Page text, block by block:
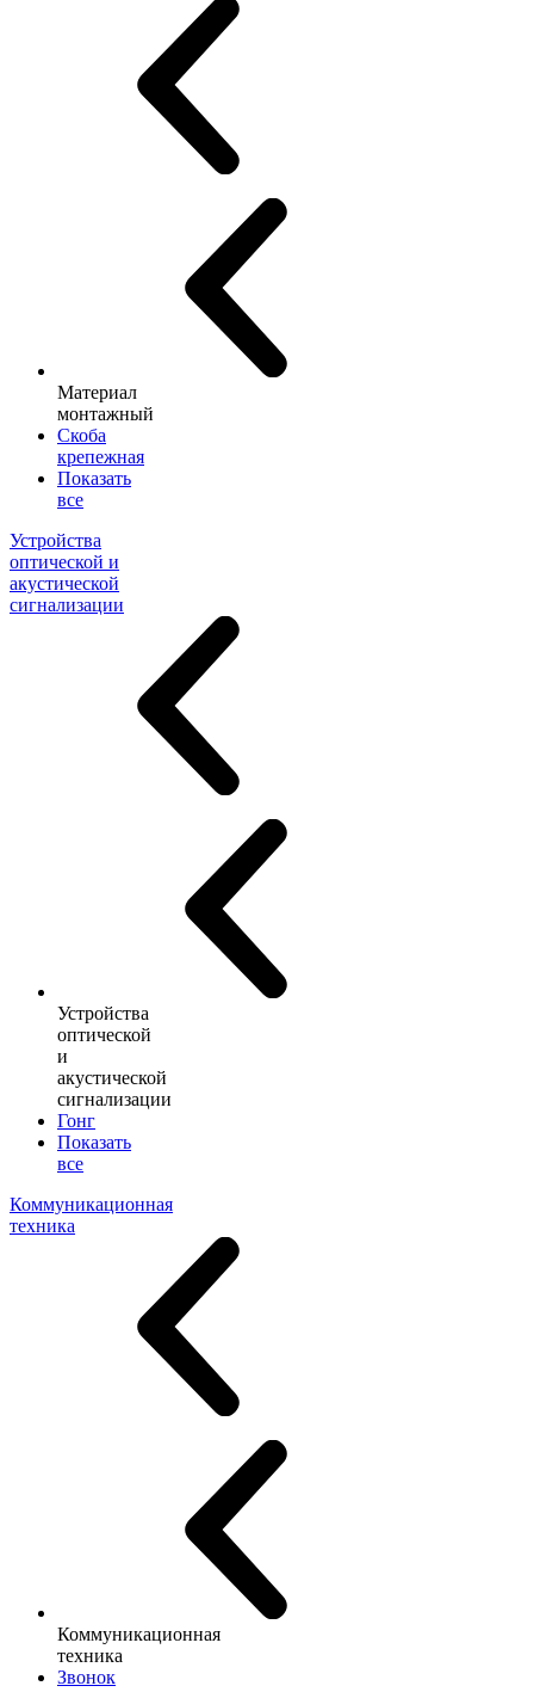
Материал
монтажный
Скоба
крепежная
Показать
все
Устройства
оптической и
акустической
сигнализации
Устройства
оптической
и
акустической
сигнализации
Гонг
Показать
все
Коммуникационная
техника
Коммуникационная
техника
Звонок